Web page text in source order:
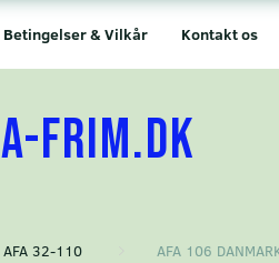
Kontakt os
Betingelser & Vilkår
A-FRIM.DK
AFA 32-110 AFA 106